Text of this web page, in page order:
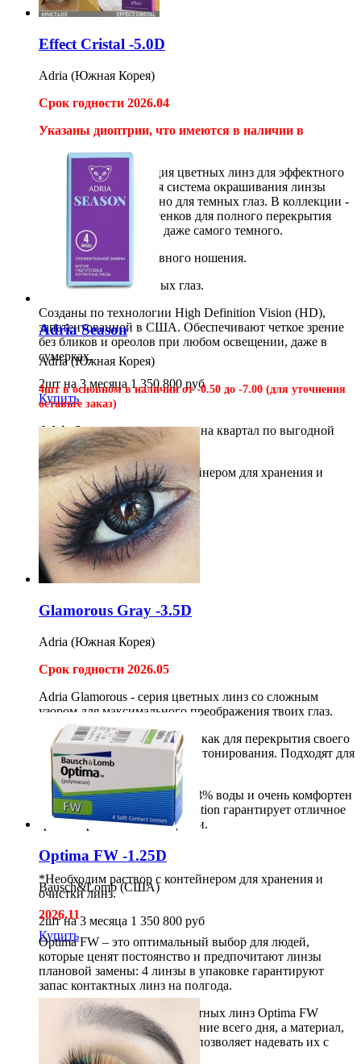
Effect Cristal -5.0D
Adria (Южная Корея)
Срок годности 2026.04
Указаны диоптрии, что имеются в наличии в
Adria Effect - коллекция цветных линз для эффектного
преображения. Особая система окрашивания линзы
разработана специально для темных глаз. В коллекции -
шесть нежнейших оттенков для полного перекрытия
твоего родного цвета, даже самого темного.
Идеальны для ежедневного ношения.
Разработаны для темных глаз.
Созданы по технологии High Definition Vision (HD),
запатентованной в США. Обеспечивают четкое зрение
без бликов и ореолов при любом освещении, даже в
сумерках.
2шт на 3 месяца 1 350 800 руб
Купить
Adria Season
Adria (Южная Корея)
4шт восновном в наличииот -0.50 до -7.00 (для уточнения
оставьте заказ)
Adria Season- четкие линзы на квартал по выгодной
цене.
*Необходим раствор с контейнером для хранения и
очистки линз.
4шт bc 8.6 1 150руб
Купить
Glamorous Gray -3.5D
Adria (Южная Корея)
Срок годности 2026.05
Adria Glamorous - серия цветных линз со сложным
узором для максимального преображения твоих глаз.
Линза может использоваться как для перекрытия своего
родного цвета глаз, так и для тонирования. Подходят для
темных и светлых глаз.
Материал линзы содержит 43% воды и очень комфортен
для глаз, а оптика High Definition гарантирует отличное
зрение при любом освещении.
*Необходим раствор с контейнером для хранения и
очистки линз.
2шт на 3 месяца 1 350 800 руб
Купить
Optima FW -1.25D
Bausch&Lomb (США)
2026.11
Optima FW – это оптимальный выбор для людей,
которые ценят постоянство и предпочитают линзы
плановой замены: 4 линзы в упаковке гарантируют
запас контактных линз на полгода.
Ультратонкий дизайн контактных линз Optima FW
обеспечивает комфорт в течение всего дня, а материал,
из которого сделаны линзы, позволяет надевать их с
легкостью.